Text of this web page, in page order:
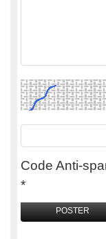
Code Anti-
*